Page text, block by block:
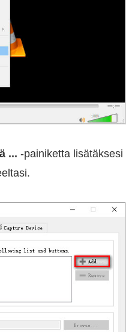
... -painiketta lisätäksesi